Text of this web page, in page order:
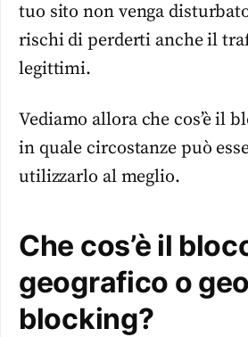
tuo sito non venga
rischi di perderti anche il
legittimi.
Vediamo allora che cos’è il
in quale circostanze può
utilizzarlo al meglio.
Che cos’è il
geografico o
blocking?